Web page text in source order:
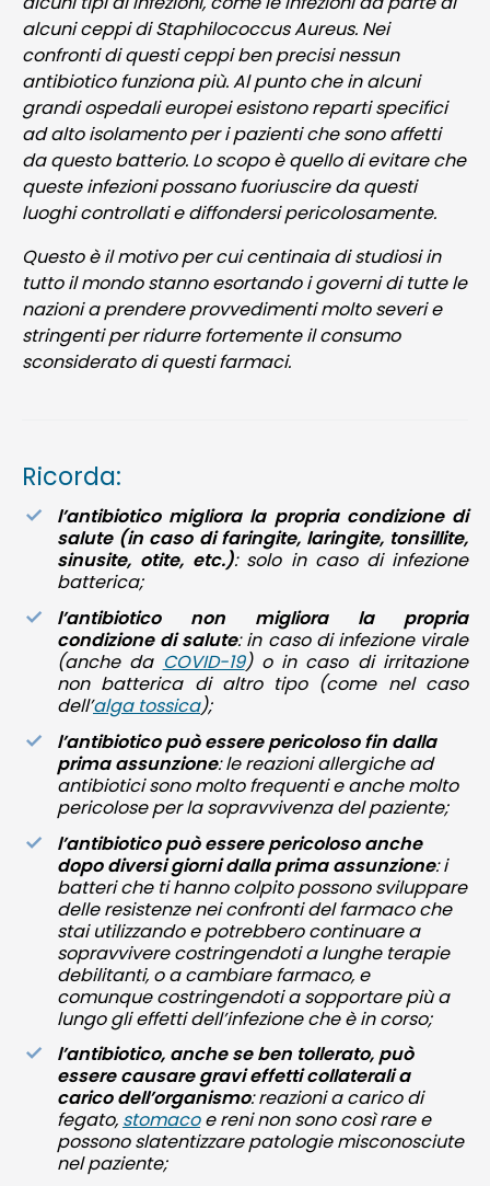
alcuni ceppi di Staphilococcus Aureus. Nei
confronti di questi ceppi ben precisi nessun
antibiotico funziona più. Al punto che in alcuni
grandi ospedali europei esistono reparti specifici
ad alto isolamento per i pazienti che sono affetti
da questo batterio. Lo scopo è quello di evitare che
queste infezioni possano fuoriuscire da questi
luoghi controllati e diffondersi pericolosamente.
Questo è il motivo per cui centinaia di studiosi in
tutto il mondo stanno esortando i governi di tutte le
nazioni a prendere provvedimenti molto severi e
stringenti per ridurre fortemente il consumo
sconsiderato di questi farmaci.
Ricorda:
l’antibiotico migliora la propria condizione di
salute (in caso di faringite, laringite, tonsillite,
sinusite, otite, etc.): solo in caso di infezione
batterica;
l’antibiotico non migliora la propria
condizione di salute: in caso di infezione virale
(anche da COVID-19) o in caso di irritazione
non batterica di altro tipo (come nel caso
dell’alga tossica);
l’antibiotico può essere pericoloso fin dalla
prima assunzione: le reazioni allergiche ad
antibiotici sono molto frequenti e anche molto
pericolose per la sopravvivenza del paziente;
l’antibiotico può essere pericoloso anche
dopo diversi giorni dalla prima assunzione: i
batteri che ti hanno colpito possono sviluppare
delle resistenze nei confronti del farmaco che
stai utilizzando e potrebbero continuare a
sopravvivere costringendoti a lunghe terapie
debilitanti, o a cambiare farmaco, e
comunque costringendoti a sopportare più a
lungo gli effetti dell’infezione che è in corso;
l’antibiotico, anche se ben tollerato, può
essere causare gravi effetti collaterali a
carico dell’organismo: reazioni a carico di
fegato, stomacoe reni non sono così rare e
possono slatentizzare patologie misconosciute
nel paziente;